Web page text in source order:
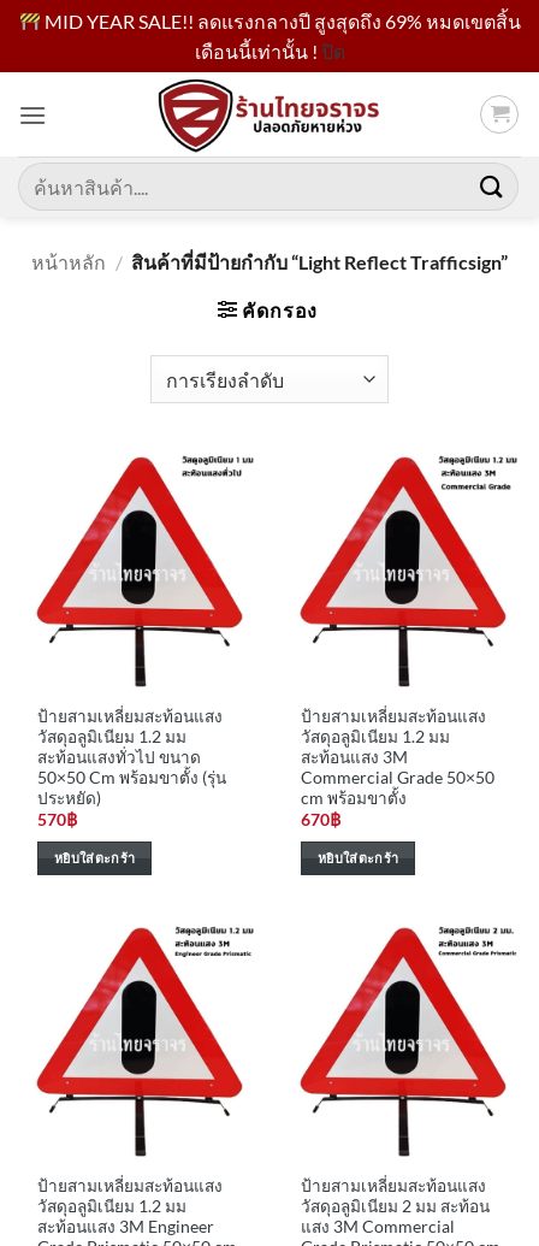
MID YEAR SALE!! ลดแรงกลางปี สูงสุดถึง 69% หมดเขตสิ้น
เดือนนี้เท่านั้น ! ปิด
เนื้อหา
ค้นหา:
หน้าหลัก / สินค้าที่มีป้ายกำกับ “Light Reflect Trafficsign”
คัดกรอง
ป้ายสามเหลี่ยมสะท้อนแสง
วัสดุอลูมิเนียม 1.2 มม
สะท้อนแสงทั่วไป ขนาด
50×50 Cm พร้อมขาตั้ง (รุ่น
ประหยัด)
570฿
หยิบใส่ตะกร้า
ป้ายสามเหลี่ยมสะท้อนแสง
วัสดุอลูมิเนียม 1.2 มม
สะท้อนแสง 3M
Commercial Grade 50×50
cm พร้อมขาตั้ง
670฿
หยิบใส่ตะกร้า
ป้ายสามเหลี่ยมสะท้อนแสง
วัสดุอลูมิเนียม 1.2 มม
สะท้อนแสง 3M Engineer
ป้ายสามเหลี่ยมสะท้อนแสง
วัสดุอลูมิเนียม 2 มม สะท้อน
แสง 3M Commercial